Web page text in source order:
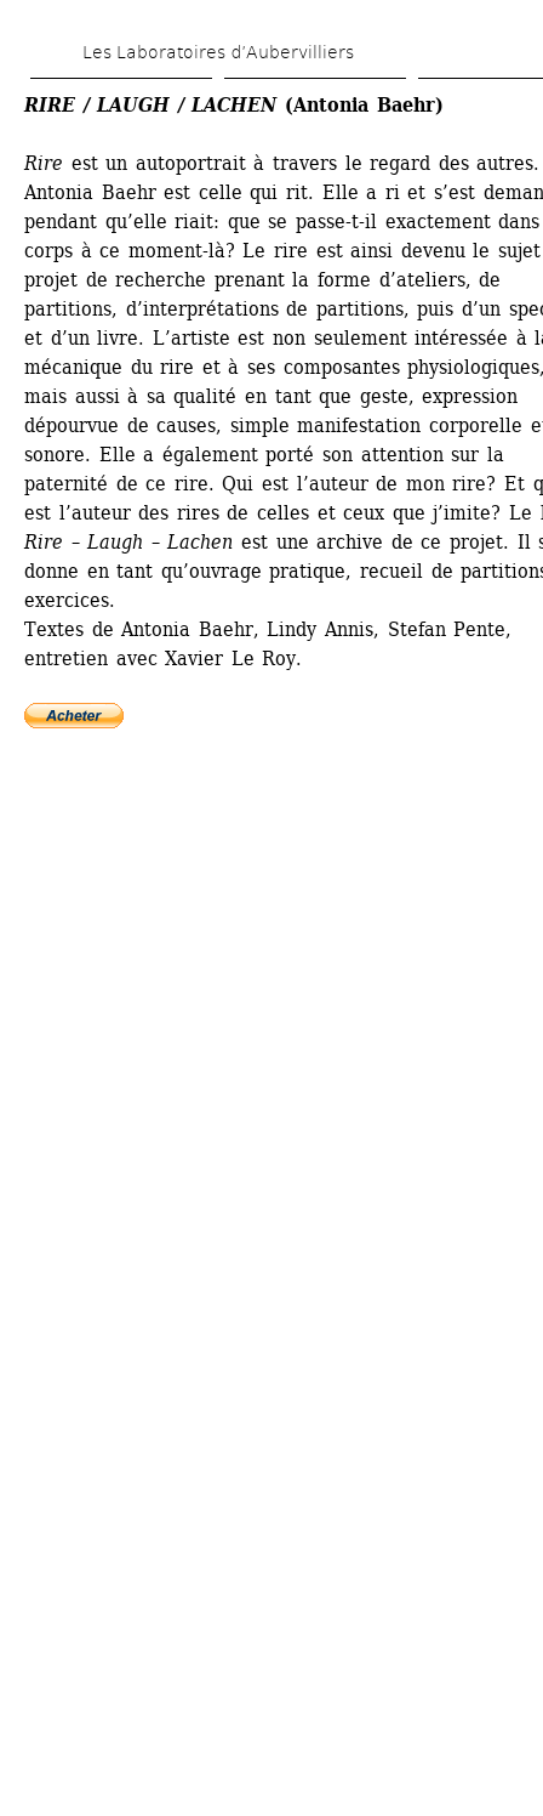
au
contenu
Les Laboratoires d’Aubervilliers
RIRE / LAUGH / LACHEN(Antonia Baehr)
Rire est un autoportrait à travers le regard des autres.
Antonia Baehr est celle qui rit. Elle a ri et s’est
pendant qu’elle riait: que se passe-t-il exactement
corps à ce moment-là? Le rire est ainsi devenu le sujet
projet de recherche prenant la forme d’ateliers, de
partitions, d’interprétations de partitions, puis d’un
et d’un livre. L’artiste est non seulement intéressée à
mécanique du rire et à ses composantes
mais aussi à sa qualité en tant que geste, expression
dépourvue de causes, simple manifestation corporelle
sonore. Elle a également porté son attention sur la
paternité de ce rire. Qui est l’auteur de mon rire? Et
est l’auteur des rires de celles et ceux que j’imite? Le
Rire – Laugh – Lachen est une archive de ce projet. Il
donne en tant qu’ouvrage pratique, recueil de
exercices.
Textes de Antonia Baehr, Lindy Annis, Stefan Pente,
entretien avec Xavier Le Roy.